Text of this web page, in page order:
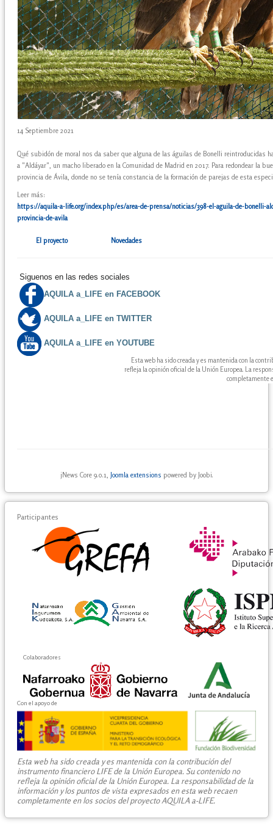
14 Septiembre 2021
Qué subidón de moral nos da saber que alguna de las águilas de Bonelli reintroducidas
a "Aldáyar", un macho liberado en la Comunidad de Madrid en 2017. Para redondear la
provincia de Ávila, donde no se tenía constancia de la formación de parejas de esta
Leer más:
https://aquila-a-life.org/index.php/es/area-de-prensa/noticias/398-el-aguila-de-bonelli-
provincia-de-avila
El proyecto Novedades
Siguenos en las redes sociales
AQUILA a_LIFE en FACEBOOK
AQUILA a_LIFE en TWITTER
AQUILA a_LIFE en YOUTUBE
Esta web ha sido creada y es mantenida con la
refleja la opinión oficial de la Unión Europea. La
completamente
jNews Core 9.0.1, Joomla extensions powered by Joobi.
Participantes
Colaboradores
Con el apoyo de
Esta web ha sido creada y es mantenida con la contribución del
instrumento financiero LIFE de la Unión Europea. Su contenido no
refleja la opinión oficial de la Unión Europea. La responsabilidad de la
información y los puntos de vista expresados en esta web recaen
completamente en los socios del proyecto AQUILA a-LIFE.